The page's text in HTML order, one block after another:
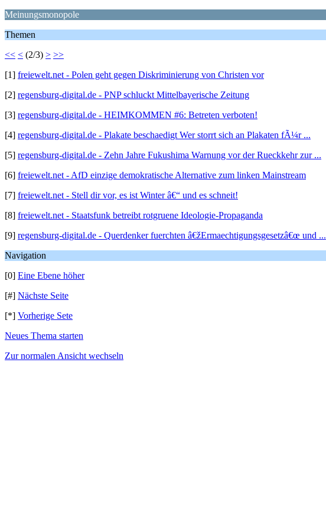
Meinungsmonopole
Themen
<< < (2/3) > >>
[1] freiewelt.net - Polen geht gegen Diskriminierung von Christen vor
[2] regensburg-digital.de - PNP schluckt Mittelbayerische Zeitung
[3] regensburg-digital.de - HEIMKOMMEN #6: Betreten verboten!
[4] regensburg-digital.de - Plakate beschaedigt Wer storrt sich an Plakaten fÃ¼r ...
[5] regensburg-digital.de - Zehn Jahre Fukushima Warnung vor der Rueckkehr zur ...
[6] freiewelt.net - AfD einzige demokratische Alternative zum linken Mainstream
[7] freiewelt.net - Stell dir vor, es ist Winter â€“ und es schneit!
[8] freiewelt.net - Staatsfunk betreibt rotgruene Ideologie-Propaganda
[9] regensburg-digital.de - Querdenker fuerchten â€žErmaechtigungsgesetzâ€œ und ...
Navigation
[0] Eine Ebene höher
[#] Nächste Seite
[*] Vorherige Sete
Neues Thema starten
Zur normalen Ansicht wechseln